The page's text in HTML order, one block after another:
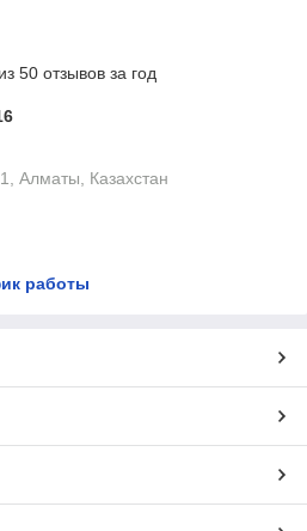
50 отзывов за год
Алматы, Казахстан
работы